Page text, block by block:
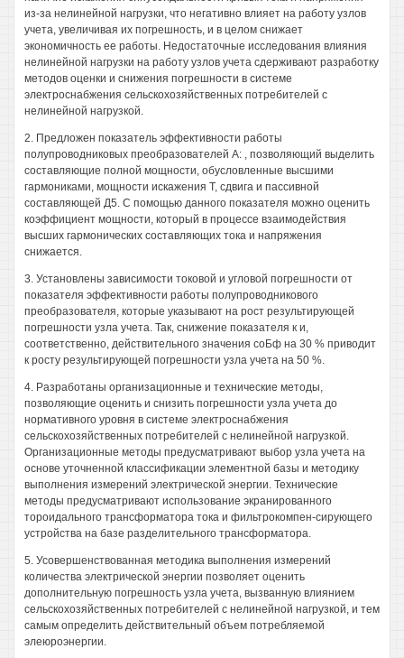
из-за нелинейной нагрузки, что негативно влияет на работу узлов
учета, увеличивая их погрешность, и в целом снижает
экономичность ее работы. Недостаточные исследования влияния
нелинейной нагрузки на работу узлов учета сдерживают разработку
методов оценки и снижения погрешности в системе
электроснабжения сельскохозяйственных потребителей с
нелинейной нагрузкой.
2. Предложен показатель эффективности работы
полупроводниковых преобразователей А: , позволяющий выделить
составляющие полной мощности, обусловленные высшими
гармониками, мощности искажения Т, сдвига и пассивной
составляющей Д5. С помощью данного показателя можно оценить
коэффициент мощности, который в процессе взаимодействия
высших гармонических составляющих тока и напряжения
снижается.
3. Установлены зависимости токовой и угловой погрешности от
показателя эффективности работы полупроводникового
преобразователя, которые указывают на рост результирующей
погрешности узла учета. Так, снижение показателя к и,
соответственно, действительного значения соБф на 30 % приводит
к росту результирующей погрешности узла учета на 50 %.
4. Разработаны организационные и технические методы,
позволяющие оценить и снизить погрешности узла учета до
нормативного уровня в системе электроснабжения
сельскохозяйственных потребителей с нелинейной нагрузкой.
Организационные методы предусматривают выбор узла учета на
основе уточненной классификации элементной базы и методику
выполнения измерений электрической энергии. Технические
методы предусматривают использование экранированного
тороидального трансформатора тока и фильтрокомпен-сирующего
устройства на базе разделительного трансформатора.
5. Усовершенствованная методика выполнения измерений
количества электрической энергии позволяет оценить
дополнительную погрешность узла учета, вызванную влиянием
сельскохозяйственных потребителей с нелинейной нагрузкой, и тем
самым определить действительный объем потребляемой
элеюроэнергии.